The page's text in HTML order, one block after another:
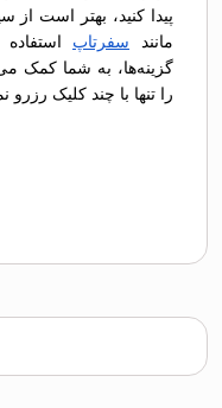
پیدا کنید، بهتر است
مانند سفرتاپ
گزینه‌ها، به شما کمک
را تنها با چند کلیک رزرو